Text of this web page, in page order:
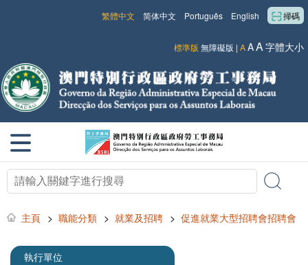
掃碼
English
Português
简体中文
繁體中文
標準版 無障礙版 | AAA字體大小
主頁 > 職能分類 > 就業及招聘 > 促進就業大型招聘會招聘會
執行單位